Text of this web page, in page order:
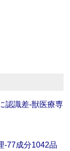
認識差‐獣医療専
‐77成分1042品